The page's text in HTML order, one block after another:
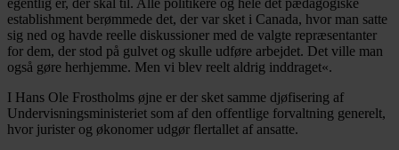
establishment berømmede det, der var sket i Canada, hvor man satte
sig ned og havde reelle diskussioner med de valgte repræsentanter
for dem, der stod på gulvet og skulle udføre arbejdet. Det ville man
også gøre herhjemme. Men vi blev reelt aldrig inddraget«.
I Hans Ole Frostholms øjne er der sket samme djøfisering af
Undervisningsministeriet som af den offentlige forvaltning generelt,
hvor jurister og økonomer udgør flertallet af ansatte.